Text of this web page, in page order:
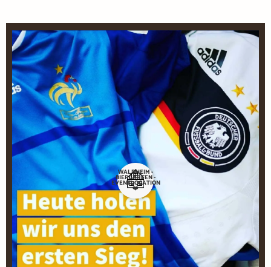
WALDHEIM -
BIERGARTEN -
EVENTLOCATION
❤️